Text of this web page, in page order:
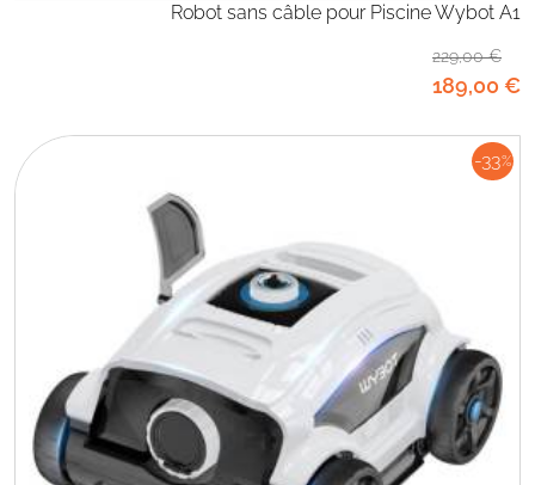
Robot sans câble pour Piscine Wybot A1
229,00€
189,00 €
-33%